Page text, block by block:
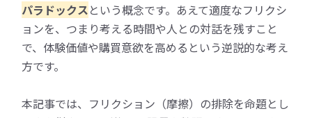
パラドックスという概念です。あえて適度なフリクシ
ョンを、つまり考える時間や人との対話を残すこと
で、体験価値や購買意欲を高めるという逆説的な考え
方です。
本記事では、フリクション（摩擦）の排除を命題とし